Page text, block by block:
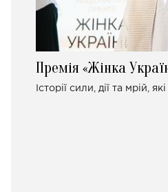
Премія «Жінка
Історії сили, дії та мрій,